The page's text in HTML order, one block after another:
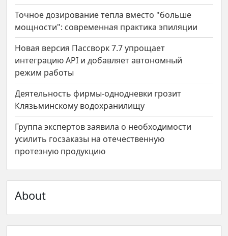
Точное дозирование тепла вместо "больше
мощности": современная практика эпиляции
Новая версия Пассворк 7.7 упрощает
интеграцию API и добавляет автономный
режим работы
Деятельность фирмы-однодневки грозит
Клязьминскому водохранилищу
Группа экспертов заявила о необходимости
усилить госзаказы на отечественную
протезную продукцию
About